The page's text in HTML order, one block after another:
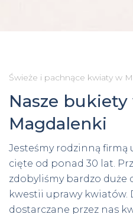
Świeże i pachnące kwiaty w
Nasze bukiety
Magdalenki
Jesteśmy rodzinną firmą
cięte od ponad 30 lat.
zdobyliśmy bardzo duże
kwestii uprawy kwiatów.
dostarczane przez nas